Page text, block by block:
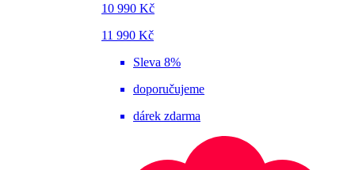
10 990 Kč
11 990 Kč
Sleva 8%
doporučujeme
dárek zdarma